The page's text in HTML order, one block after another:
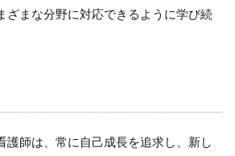
ざまな分野に対応できるように学び続
護師は、常に自己成長を追求し、新し